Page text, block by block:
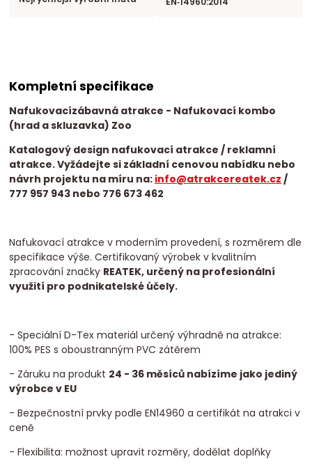
Kompletní specifikace
Nafukovacízábavná atrakce - Nafukovací kombo
(hrad a skluzavka) Zoo
Katalogový design nafukovací atrakce / reklamní
atrakce. Vyžádejte si základní cenovou nabídku nebo
návrh projektu na míru na: info@atrakcereatek.cz /
777 957 943 nebo 776 673 462
Nafukovací atrakce v moderním provedení, s rozměrem dle
specifikace výše. Certifikovaný výrobek v kvalitním
zpracování značky REATEK, určený na profesionální
využití pro podnikatelské účely.
- Speciální D-Tex materiál určený výhradně na atrakce:
100% PES s oboustranným PVC zátěrem
- Záruku na produkt 24 - 36 měsíců nabízíme jako jediný
výrobce v EU
- Bezpečnostní prvky podle EN14960 a certifikát na atrakci v
ceně
- Flexibilita: možnost upravit rozměry, dodělat doplňky